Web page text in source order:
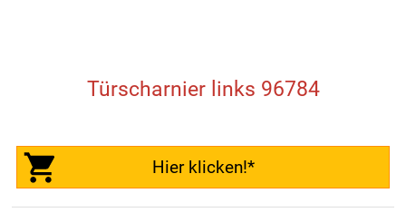
Türscharnier links 96784
Hier klicken!*